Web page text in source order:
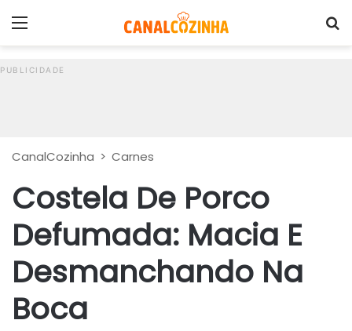
Menu
CanalCozinha > Carnes
Costela De Porco
Defumada: Macia E
Desmanchando Na
Boca